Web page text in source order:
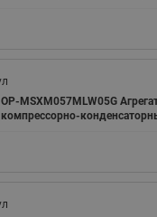
OP-MSXM057MLW05G
компрессорно-